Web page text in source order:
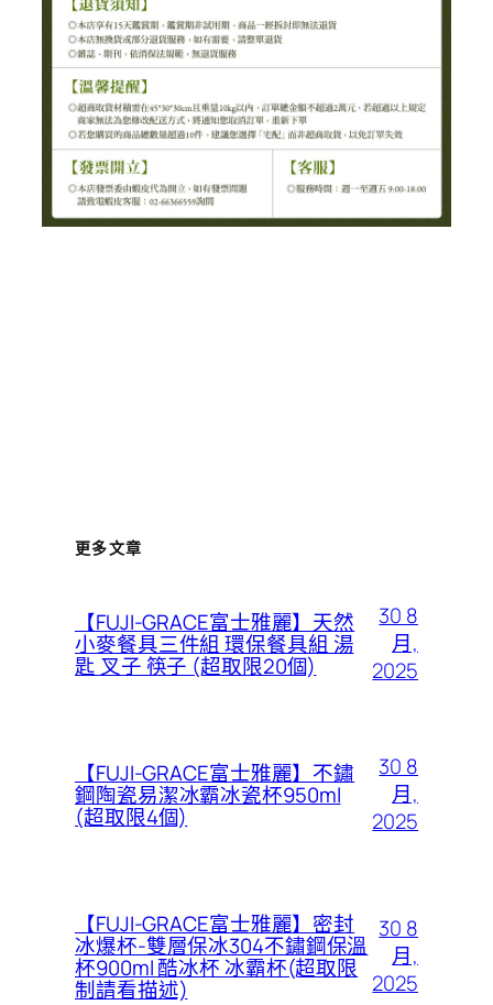
更多文章
【FUJI-GRACE富士雅麗】天然
小麥餐具三件組 環保餐具組 湯
匙 叉子 筷子 (超取限20個)
30 8
月,
2025
【FUJI-GRACE富士雅麗】不鏽
鋼陶瓷易潔冰霸冰瓷杯950ml
(超取限4個)
30 8
月,
2025
【FUJI-GRACE富士雅麗】密封
冰爆杯-雙層保冰304不鏽鋼保溫
杯900ml 酷冰杯 冰霸杯(超取限
制請看描述)
30 8
月,
2025